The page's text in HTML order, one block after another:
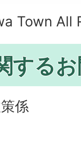
Town All
する
係